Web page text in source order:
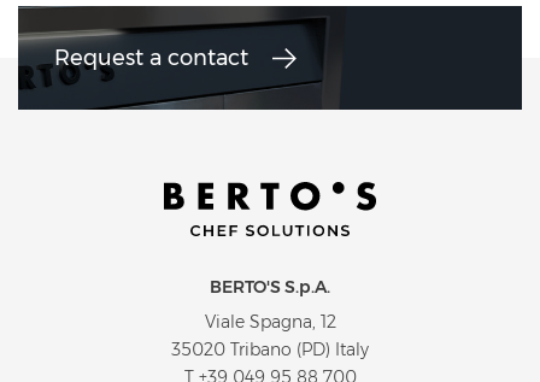
Request a contact
BERTO'S S.p.A.
Viale Spagna, 12
35020 Tribano (PD) Italy
T +39 049 95 88 700